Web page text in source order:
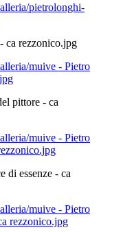
pietrolonghi-
ca rezzonico.jpg
muive - Pietro
pittore - ca
muive - Pietro
di essenze - ca
muive - Pietro
rezzonico.jpg